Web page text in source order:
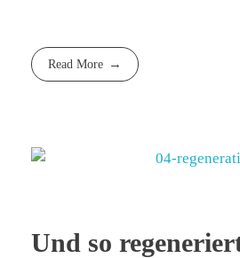
Read More
Und so